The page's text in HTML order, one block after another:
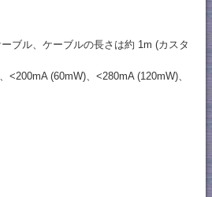
ブル、ケーブルの長さは約 1m (カスタ
<200mA (60mW)、<280mA (120mW)、